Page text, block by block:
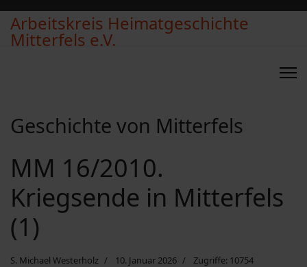
Arbeitskreis Heimatgeschichte
Mitterfels e.V.
Geschichte von Mitterfels
MM 16/2010.
Kriegsende in Mitterfels
(1)
S. Michael Westerholz 10. Januar 2026 Zugriffe: 10754